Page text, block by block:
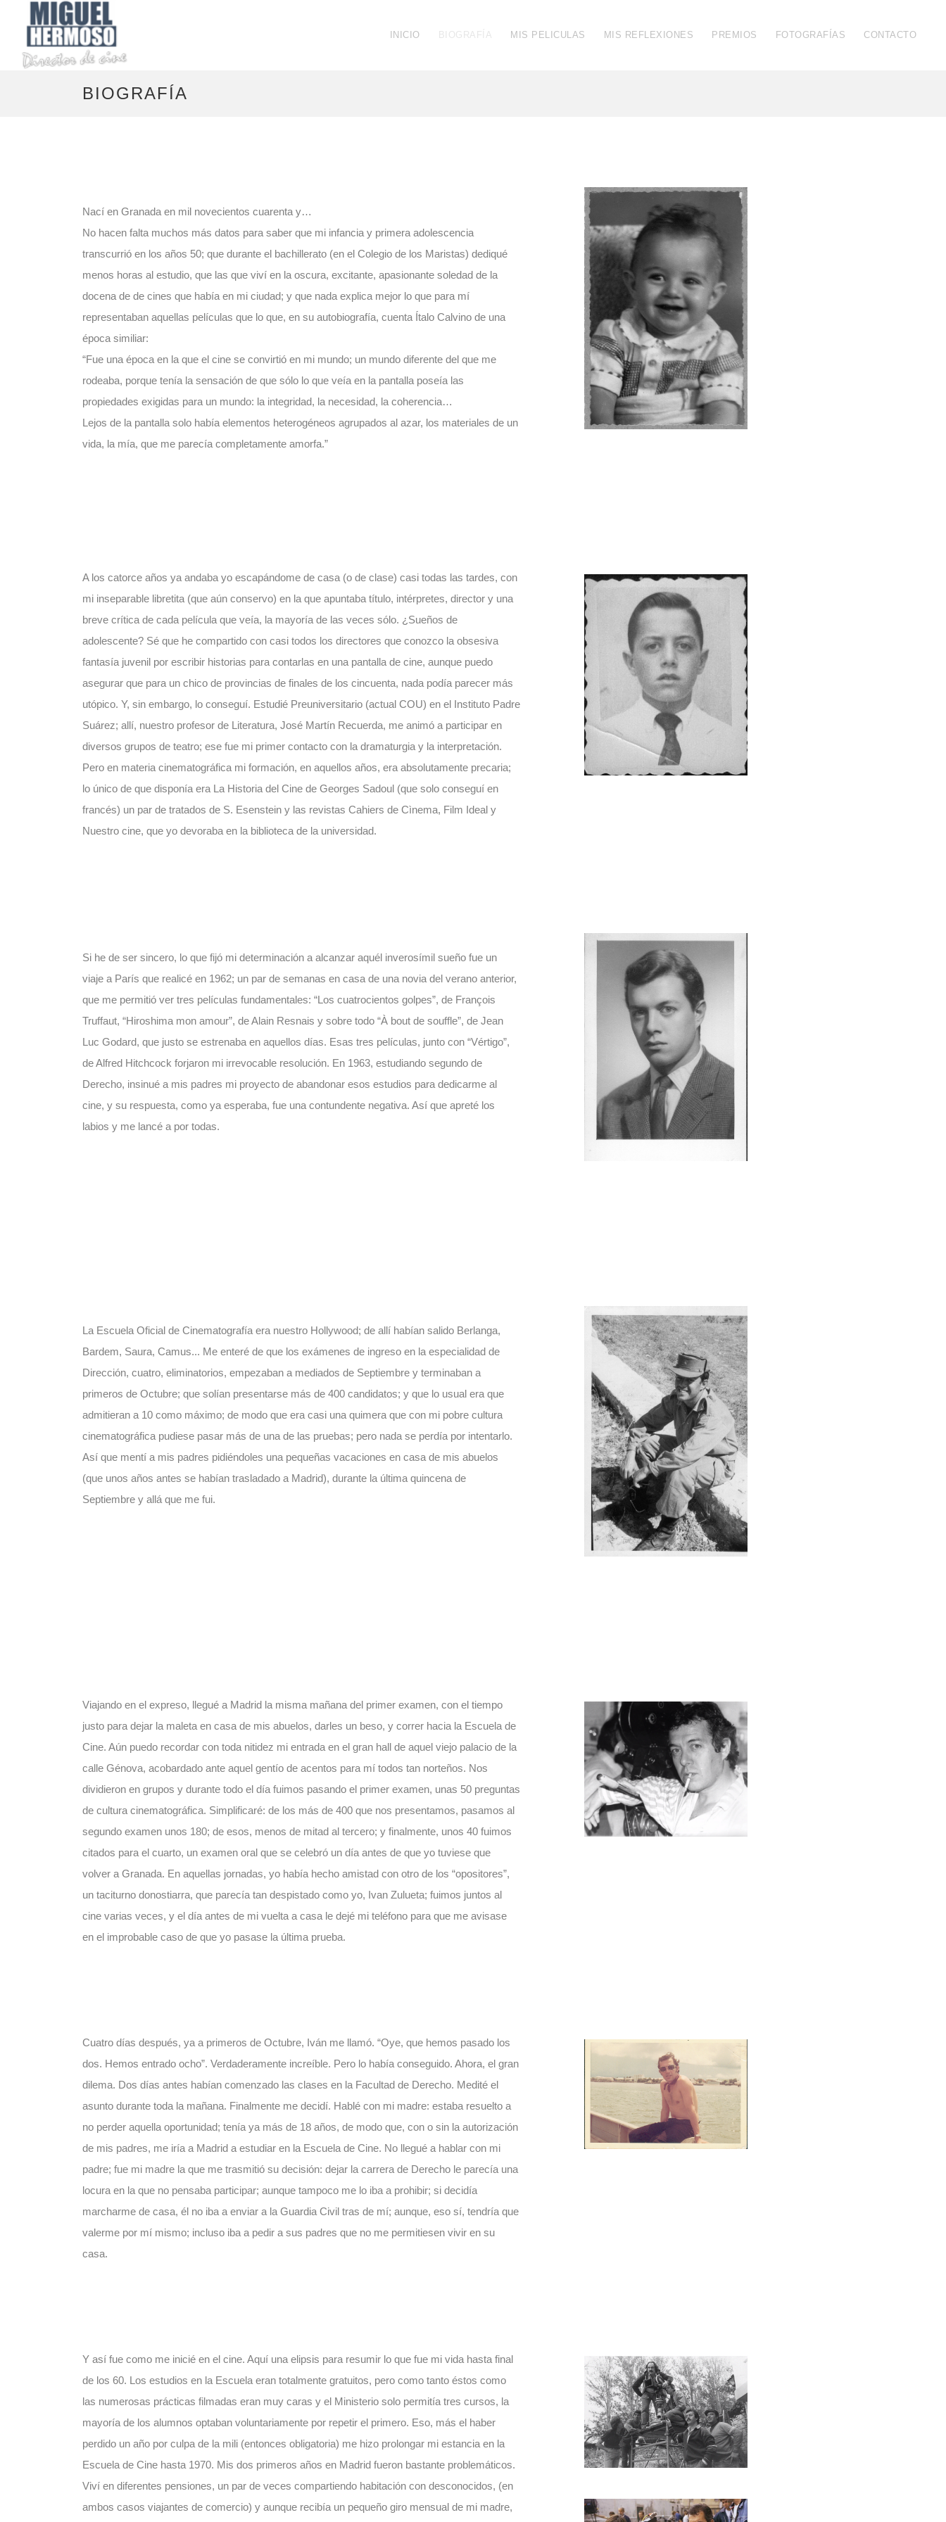
INICIO BIOGRAFÍA MIS PELICULAS MIS REFLEXIONES PREMIOS FOTOGRAFÍAS CONTACTO
BIOGRAFÍA
Nací en Granada en mil novecientos cuarenta y…
No hacen falta muchos más datos para saber que mi infancia y primera adolescencia
transcurrió en los años 50; que durante el bachillerato (en el Colegio de los Maristas) dediqué
menos horas al estudio, que las que viví en la oscura, excitante, apasionante soledad de la
docena de de cines que había en mi ciudad; y que nada explica mejor lo que para mí
representaban aquellas películas que lo que, en su autobiografía, cuenta Ítalo Calvino de una
época similiar:
“Fue una época en la que el cine se convirtió en mi mundo; un mundo diferente del que me
rodeaba, porque tenía la sensación de que sólo lo que veía en la pantalla poseía las
propiedades exigidas para un mundo: la integridad, la necesidad, la coherencia…
Lejos de la pantalla solo había elementos heterogéneos agrupados al azar, los materiales de un
vida, la mía, que me parecía completamente amorfa.”
A los catorce años ya andaba yo escapándome de casa (o de clase) casi todas las tardes, con
mi inseparable libretita (que aún conservo) en la que apuntaba título, intérpretes, director y una
breve crítica de cada película que veía, la mayoría de las veces sólo. ¿Sueños de
adolescente? Sé que he compartido con casi todos los directores que conozco la obsesiva
fantasía juvenil por escribir historias para contarlas en una pantalla de cine, aunque puedo
asegurar que para un chico de provincias de finales de los cincuenta, nada podía parecer más
utópico. Y, sin embargo, lo conseguí. Estudié Preuniversitario (actual COU) en el Instituto Padre
Suárez; allí, nuestro profesor de Literatura, José Martín Recuerda, me animó a participar en
diversos grupos de teatro; ese fue mi primer contacto con la dramaturgia y la interpretación.
Pero en materia cinematográfica mi formación, en aquellos años, era absolutamente precaria;
lo único de que disponía era La Historia del Cine de Georges Sadoul (que solo conseguí en
francés) un par de tratados de S. Esenstein y las revistas Cahiers de Cìnema, Film Ideal y
Nuestro cine, que yo devoraba en la biblioteca de la universidad.
Si he de ser sincero, lo que fijó mi determinación a alcanzar aquél inverosímil sueño fue un
viaje a París que realicé en 1962; un par de semanas en casa de una novia del verano anterior,
que me permitió ver tres películas fundamentales: “Los cuatrocientos golpes”, de François
Truffaut, “Hiroshima mon amour”, de Alain Resnais y sobre todo “À bout de souffle”, de Jean
Luc Godard, que justo se estrenaba en aquellos días. Esas tres películas, junto con “Vértigo”,
de Alfred Hitchcock forjaron mi irrevocable resolución. En 1963, estudiando segundo de
Derecho, insinué a mis padres mi proyecto de abandonar esos estudios para dedicarme al
cine, y su respuesta, como ya esperaba, fue una contundente negativa. Así que apreté los
labios y me lancé a por todas.
La Escuela Oficial de Cinematografía era nuestro Hollywood; de allí habían salido Berlanga,
Bardem, Saura, Camus... Me enteré de que los exámenes de ingreso en la especialidad de
Dirección, cuatro, eliminatorios, empezaban a mediados de Septiembre y terminaban a
primeros de Octubre; que solían presentarse más de 400 candidatos; y que lo usual era que
admitieran a 10 como máximo; de modo que era casi una quimera que con mi pobre cultura
cinematográfica pudiese pasar más de una de las pruebas; pero nada se perdía por intentarlo.
Así que mentí a mis padres pidiéndoles una pequeñas vacaciones en casa de mis abuelos
(que unos años antes se habían trasladado a Madrid), durante la última quincena de
Septiembre y allá que me fui.
Viajando en el expreso, llegué a Madrid la misma mañana del primer examen, con el tiempo
justo para dejar la maleta en casa de mis abuelos, darles un beso, y correr hacia la Escuela de
Cine. Aún puedo recordar con toda nitidez mi entrada en el gran hall de aquel viejo palacio de la
calle Génova, acobardado ante aquel gentío de acentos para mí todos tan norteños. Nos
dividieron en grupos y durante todo el día fuimos pasando el primer examen, unas 50 preguntas
de cultura cinematográfica. Simplificaré: de los más de 400 que nos presentamos, pasamos al
segundo examen unos 180; de esos, menos de mitad al tercero; y finalmente, unos 40 fuimos
citados para el cuarto, un examen oral que se celebró un día antes de que yo tuviese que
volver a Granada. En aquellas jornadas, yo había hecho amistad con otro de los “opositores”,
un taciturno donostiarra, que parecía tan despistado como yo, Ivan Zulueta; fuimos juntos al
cine varias veces, y el día antes de mi vuelta a casa le dejé mi teléfono para que me avisase
en el improbable caso de que yo pasase la última prueba.
Cuatro días después, ya a primeros de Octubre, Iván me llamó. “Oye, que hemos pasado los
dos. Hemos entrado ocho”. Verdaderamente increíble. Pero lo había conseguido. Ahora, el gran
dilema. Dos días antes habían comenzado las clases en la Facultad de Derecho. Medité el
asunto durante toda la mañana. Finalmente me decidí. Hablé con mi madre: estaba resuelto a
no perder aquella oportunidad; tenía ya más de 18 años, de modo que, con o sin la autorización
de mis padres, me iría a Madrid a estudiar en la Escuela de Cine. No llegué a hablar con mi
padre; fue mi madre la que me trasmitió su decisión: dejar la carrera de Derecho le parecía una
locura en la que no pensaba participar; aunque tampoco me lo iba a prohibir; si decidía
marcharme de casa, él no iba a enviar a la Guardia Civil tras de mí; aunque, eso sí, tendría que
valerme por mí mismo; incluso iba a pedir a sus padres que no me permitiesen vivir en su
casa.
Y así fue como me inicié en el cine. Aquí una elipsis para resumir lo que fue mi vida hasta final
de los 60. Los estudios en la Escuela eran totalmente gratuitos, pero como tanto éstos como
las numerosas prácticas filmadas eran muy caras y el Ministerio solo permitía tres cursos, la
mayoría de los alumnos optaban voluntariamente por repetir el primero. Eso, más el haber
perdido un año por culpa de la mili (entonces obligatoria) me hizo prolongar mi estancia en la
Escuela de Cine hasta 1970. Mis dos primeros años en Madrid fueron bastante problemáticos.
Viví en diferentes pensiones, un par de veces compartiendo habitación con desconocidos, (en
ambos casos viajantes de comercio) y aunque recibía un pequeño giro mensual de mi madre,